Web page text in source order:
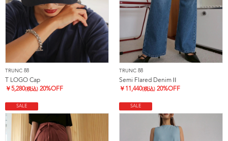
TRUNC 88
T LOGO Cap
￥5,280(税込) 20%OFF
TRUNC 88
Semi Flared DenimⅡ
￥ 11,440(税込) 20%OFF
SALE SALE